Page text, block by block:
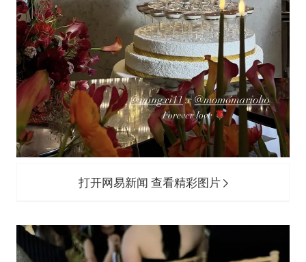
打开网易新闻 查看精彩图片